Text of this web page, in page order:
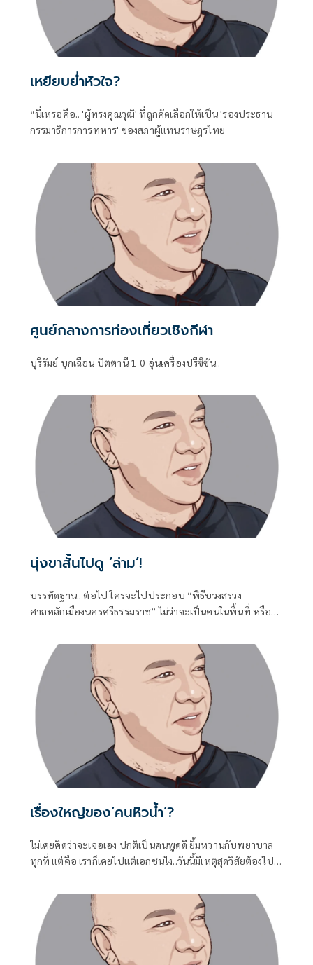
เหยียบย่ำหัวใจ?
“นี่เหรอคือ.. 'ผู้ทรงคุณวุฒิ' ที่ถูกคัดเลือกให้เป็น 'รองประธาน
กรรมาธิการการทหาร' ของสภาผู้แทนราษฎรไทย
ศูนย์กลางการท่องเที่ยวเชิงกีฬา
บุรีรัมย์ บุกเฉือน ปัตตานี 1-0 อุ่นเครื่องปรีซีซัน..
นุ่งขาสั้นไปดู ‘ล่าม’!
บรรทัดฐาน.. ต่อไป ใครจะไปประกอบ “พิธีบวงสรวง
ศาลหลักเมืองนครศรีธรรมราช” ไม่ว่าจะเป็นคนในพื้นที่ หรือ
เรื่องใหญ่ของ‘คนหิวน้ำ’?
ไม่เคยคิดว่าจะเจอเอง ปกติเป็นคนพูดดี ยิ้มหวานกับพยาบาล
ทุกที่ แต่คือ เราก็เคยไปแต่เอกชนไง..วันนี้มีเหตุสุดวิสัยต้องไป..